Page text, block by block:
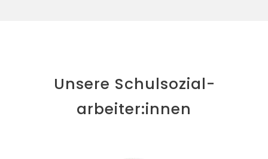
Unsere Schulsozial­
arbeiter:innen